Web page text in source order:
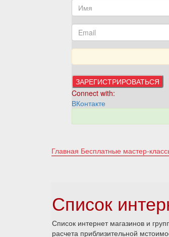
Connect with:
ВКонтакте
Главная Бесплатные мастер-
Список
Список интернет магазинов и
расчета приблизительной